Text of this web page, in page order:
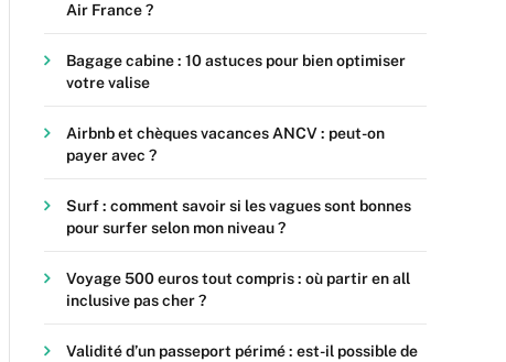
Air France ?
Bagage cabine : 10 astuces pour bien optimiser
votre valise
Airbnb et chèques vacances ANCV : peut-on
payer avec ?
Surf : comment savoir si les vagues sont bonnes
pour surfer selon mon niveau ?
Voyage 500 euros tout compris : où partir en all
inclusive pas cher ?
Validité d’un passeport périmé : est-il possible de